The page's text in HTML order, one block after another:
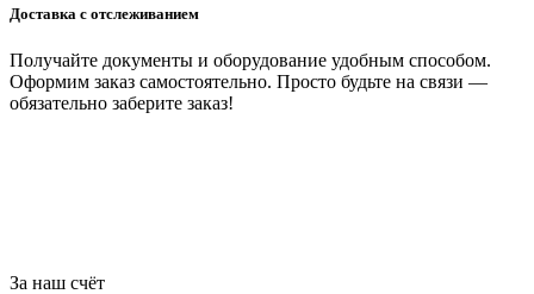
Доставка с отслеживанием
Получайте документы и оборудование удобным способом.
Оформим заказ самостоятельно. Просто будьте на связи —
обязательно заберите заказ!
За наш счёт